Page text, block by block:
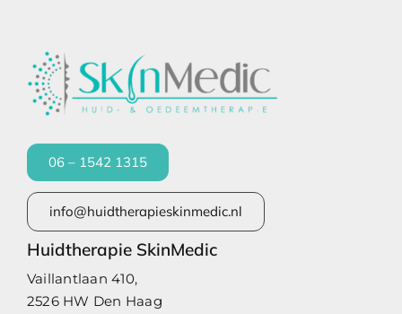
06 – 1542 1315
info@huidtherapieskinmedic.nl
Huidtherapie SkinMedic
Vaillantlaan 410,
2526 HW Den Haag